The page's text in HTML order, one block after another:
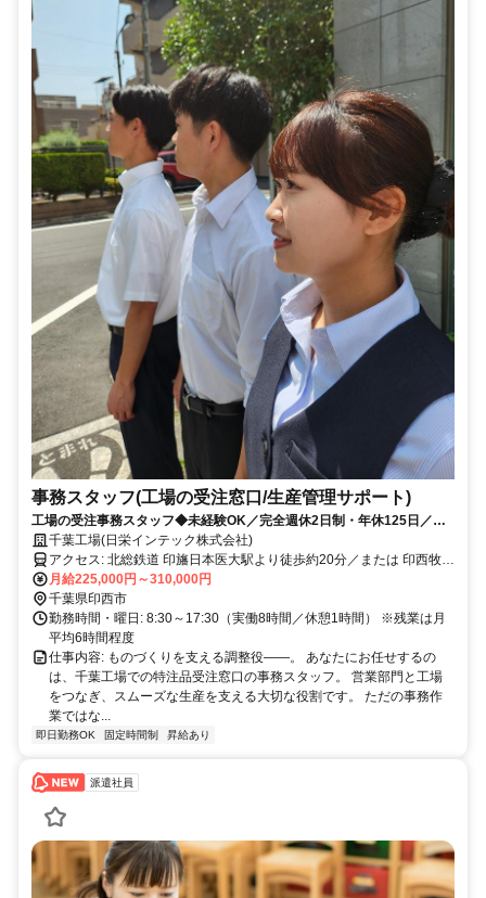
事務スタッフ(工場の受注窓口/生産管理サポート)
工場の受注事務スタッフ◆未経験OK／完全週休2日制・年休125日／特
注品の生産管理サポート！
千葉工場(日栄インテック株式会社)
アクセス: 北総鉄道 印旛日本医大駅より徒歩約20分／または 印西牧の
原駅より車で約10分
月給225,000円～310,000円
千葉県印西市
勤務時間・曜日: 8:30～17:30（実働8時間／休憩1時間） ※残業は月
平均6時間程度
仕事内容: ものづくりを支える調整役――。 あなたにお任せするの
は、千葉工場での特注品受注窓口の事務スタッフ。 営業部門と工場
をつなぎ、スムーズな生産を支える大切な役割です。 ただの事務作
業ではな...
即日勤務OK 固定時間制 昇給あり
派遣社員